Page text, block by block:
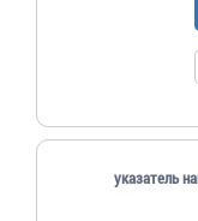
указатель